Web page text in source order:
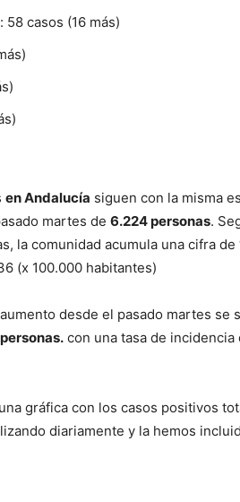
58 casos (16 más)
en Andalucía siguen con la misma
martes de 6.224 personas.
la comunidad acumula una cifra de
(x 100.000 habitantes)
desde el pasado martes se
con una tasa de incidencia
gráfica con los casos positivos
diariamente y la hemos